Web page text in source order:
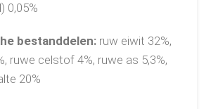
0,05%
bestanddelen: ruw eiwit 32%,
ruwe celstof 4%, ruwe as 5,3%,
20%